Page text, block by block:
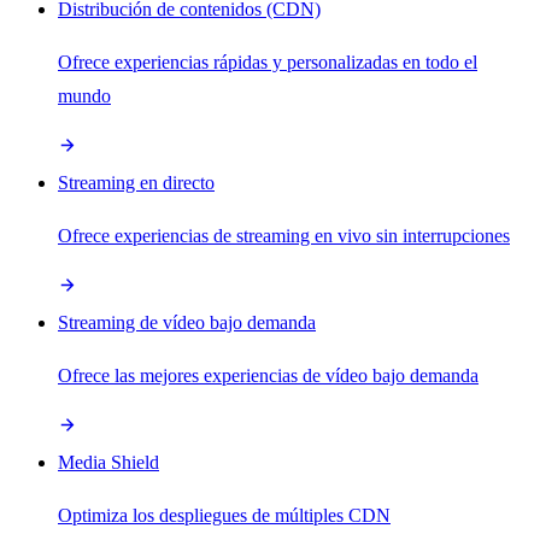
Distribución de contenidos (CDN)
Ofrece experiencias rápidas y personalizadas en todo el
mundo
Streaming en directo
Ofrece experiencias de streaming en vivo sin interrupciones
Streaming de vídeo bajo demanda
Ofrece las mejores experiencias de vídeo bajo demanda
Media Shield
Optimiza los despliegues de múltiples CDN